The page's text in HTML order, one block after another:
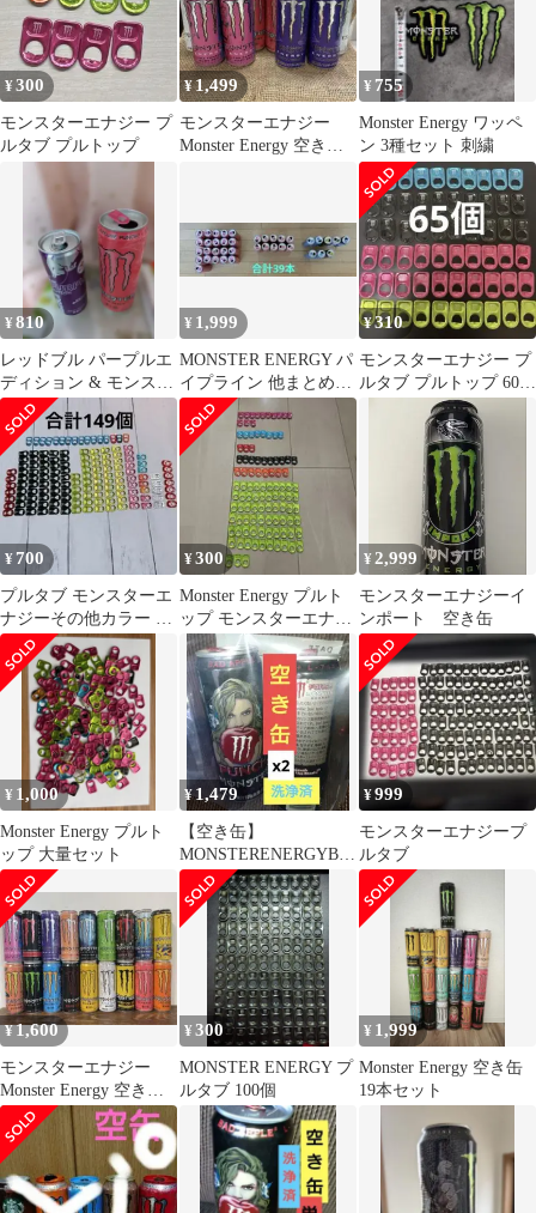
¥300
モンスターエナジー プ
ルタブ プルトップ
¥1,499
モンスターエナジー
Monster Energy 空き缶
¥ 755
Monster Energy ワッペ
ン 3種セット 刺繍
¥810
レッドブル パープルエ
ディション & モンスタ
ー パイプラインパン
チ 空き缶
¥ 1,999
MONSTER ENERGY パ
イプライン 他まとめ売
り 39本セット【空き
缶】
¥310
モンスターエナジー プ
ルタブ プルトップ 60個
セット お掛け＋5個
¥ 700
プルタブ モンスターエ
ナジーその他カラー プ
ルタブ合計149個
¥300
Monster Energy プルト
ップ モンスターエナジ
ー 105個
¥2,999
モンスターエナジーイ
ンポート 空き缶
¥ 1,000
Monster Energy プルト
ップ 大量セット
¥1,479
【空き缶】
MONSTERENERGYBA
DAPPLE yasuモンエ
ナ【２本売】
¥999
モンスターエナジープ
ルタブ
¥1,600
モンスターエナジー
Monster Energy 空き缶
18缶セット
¥300
MONSTER ENERGY プ
ルタブ 100個
¥ 1,999
Monster Energy 空き缶
19本セット